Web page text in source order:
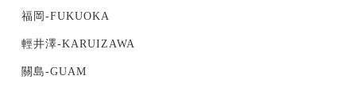
福岡-FUKUOKA
輕井澤-KARUIZAWA
關島-GUAM